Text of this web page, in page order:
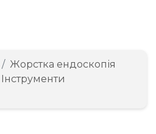
Жорстка ендоскопія
Інструменти